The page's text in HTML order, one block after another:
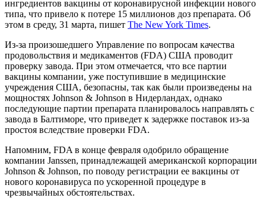
ингредиентов вакцины от коронавирусной инфекции нового
типа, что привело к потере 15 миллионов доз препарата. Об
этом в среду, 31 марта, пишет The New York Times.
Из-за произошедшего Управление по вопросам качества
продовольствия и медикаментов (FDA) США проводит
проверку завода. При этом отмечается, что все партии
вакцины компании, уже поступившие в медицинские
учреждения США, безопасны, так как были произведены на
мощностях Johnson & Johnson в Нидерландах, однако
последующие партии препарата планировалось направлять с
завода в Балтиморе, что приведет к задержке поставок из-за
простоя вследствие проверки FDA.
Напомним, FDA в конце февраля одобрило обращение
компании Janssen, принадлежащей американской корпорации
Johnson & Johnson, по поводу регистрации ее вакцины от
нового коронавируса по ускоренной процедуре в
чрезвычайных обстоятельствах.